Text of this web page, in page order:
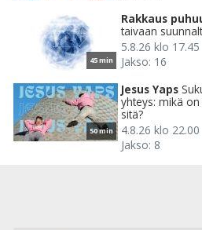
45 min
Rakkaus
taivaan
5.8.26 klo 17.45
Jakso: 16
50 min
Jesus Yaps
yhteys: mikä
sitä?
4.8.26 klo 22.00
Jakso: 8